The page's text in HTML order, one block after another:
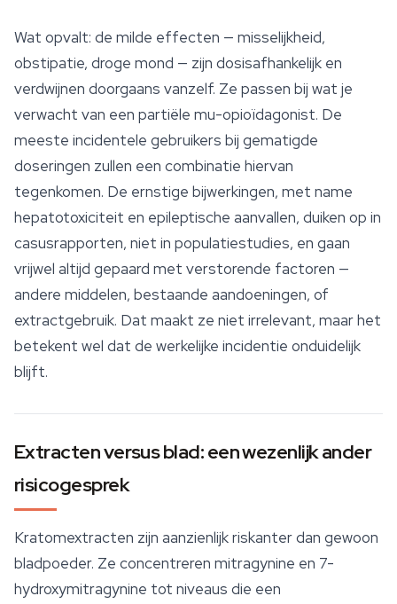
Wat opvalt: de milde effecten — misselijkheid,
obstipatie, droge mond — zijn dosisafhankelijk en
verdwijnen doorgaans vanzelf. Ze passen bij wat je
verwacht van een partiële mu-opioïdagonist. De
meeste incidentele gebruikers bij gematigde
doseringen zullen een combinatie hiervan
tegenkomen. De ernstige bijwerkingen, met name
hepatotoxiciteit en epileptische aanvallen, duiken op in
casusrapporten, niet in populatiestudies, en gaan
vrijwel altijd gepaard met verstorende factoren —
andere middelen, bestaande aandoeningen, of
extractgebruik. Dat maakt ze niet irrelevant, maar het
betekent wel dat de werkelijke incidentie onduidelijk
blijft.
Extracten versus blad: een wezenlijk ander
risicogesprek
Kratomextracten zijn aanzienlijk riskanter dan gewoon
bladpoeder. Ze concentreren mitragynine en 7-
hydroxymitragynine tot niveaus die een